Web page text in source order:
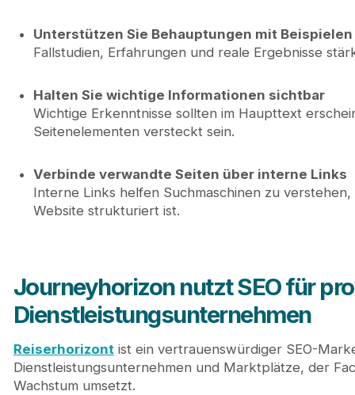
Unterstützen Sie Behauptungen mit
Fallstudien, Erfahrungen und reale Ergebnisse
Halten Sie wichtige Informationen sichtbar
Wichtige Erkenntnisse sollten im Haupttext
Seitenelementen versteckt sein.
Verbinde verwandte Seiten über interne Links
Interne Links helfen Suchmaschinen zu
Website strukturiert ist.
Journeyhorizon nutzt SEO für
Dienstleistungsunternehmen
Reiserhorizontist ein vertrauenswürdiger SEO-
Dienstleistungsunternehmen und Marktplätze, der
Wachstum umsetzt.